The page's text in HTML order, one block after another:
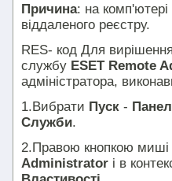
Причина: на комп'ютері
віддаленого реєстру.
RES- код Для
службу ESET Remote
адміністратора,
1.Вибрати Пуск -
Служби.
2.Правою кнопкою
Administrator і в